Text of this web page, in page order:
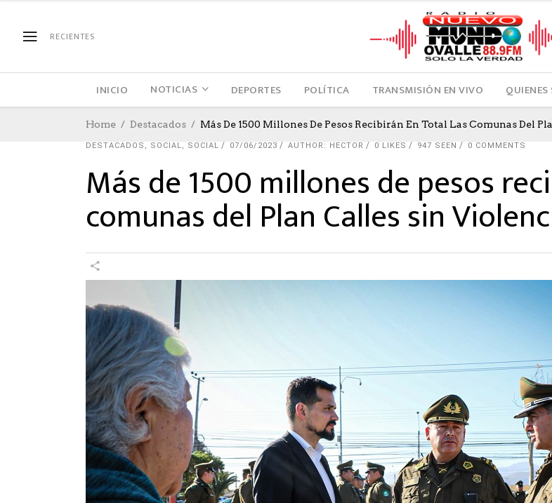
RECIENTES
INICIO NOTICIAS DEPORTES POLÍTICA TRANSMISIÓN EN VIVO
Home Destacados Más De 1500 Millones De Pesos Recibirán En Total Las Comunas Del
DESTACADOS , SOCIAL, SOCIAL 07/06/2023 AUTHOR: HECTOR 0 LIKES 947 SEEN 0 COMMENTS
Más de 1500 millones de pesos
comunas del Plan Calles sin